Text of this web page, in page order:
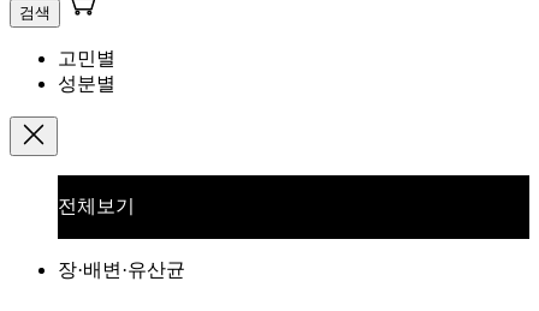
검색
고민별
성분별
전체보기
장·배변·유산균